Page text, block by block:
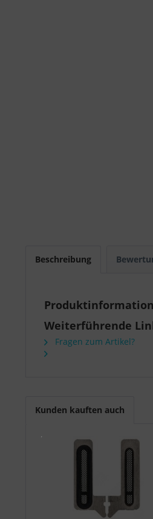
Beschreibung
Weiterführende
Fragen zum Artikel?
Kunden kauften auch